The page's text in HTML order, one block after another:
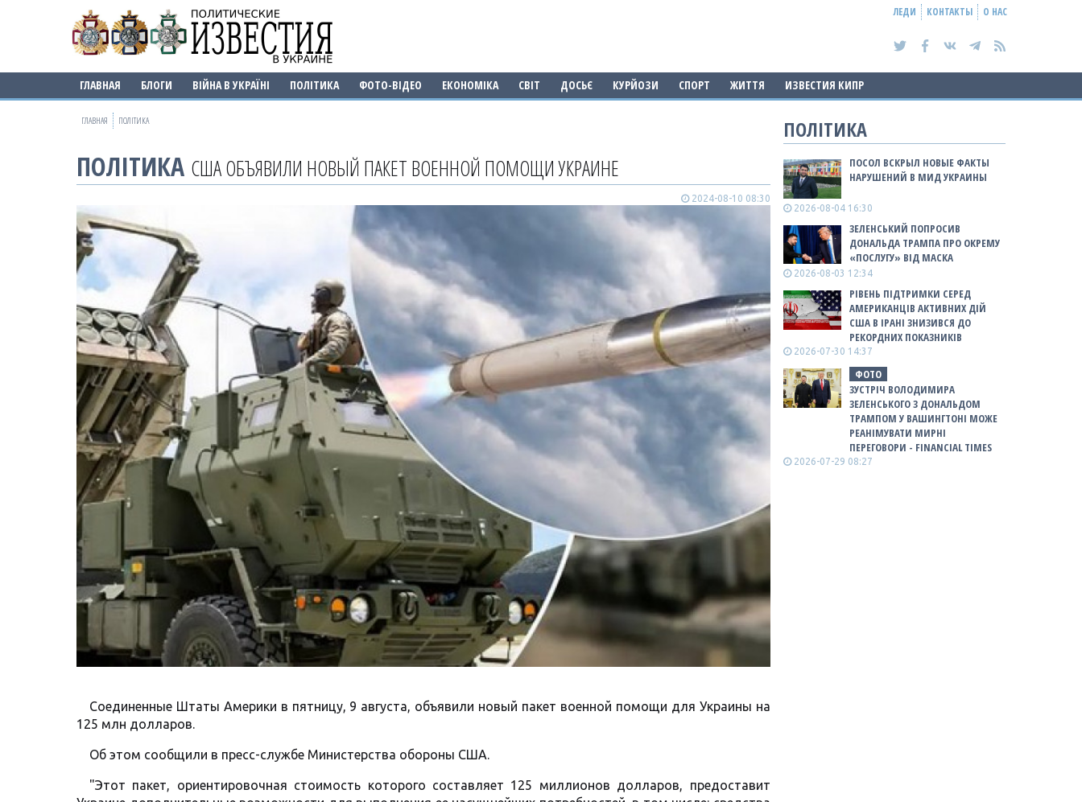
ЛЕДИ КОНТАКТЫ О НАС
ГЛАВНАЯ БЛОГИ ВІЙНА В УКРАЇНІ ПОЛІТИКА ФОТО-ВІДЕО ЕКОНОМІКА СВІТ ДОСЬЄ КУРЙОЗИ СПОРТ ЖИТТЯ ИЗВЕСТИЯ КИПР
ГЛАВНАЯ ПОЛІТИКА
ПОЛІТИКА США ОБЪЯВИЛИ НОВЫЙ ПАКЕТ ВОЕННОЙ ПОМОЩИ УКРАИНЕ
2024-08-10 08:30
Соединенные Штаты Америки в пятницу, 9 августа, объявили новый пакет военной помощи для Украины на
125 млн долларов.
Об этом сообщили в пресс-службе Министерства обороны США.
"Этот пакет, ориентировочная стоимость которого составляет 125 миллионов долларов, предоставит
ПОЛІТИКА
ПОСОЛ ВСКРЫЛ НОВЫЕ ФАКТЫ
НАРУШЕНИЙ В МИД УКРАИНЫ
2026-08-04 16:30
ЗЕЛЕНСЬКИЙ ПОПРОСИВ
ДОНАЛЬДА ТРАМПА ПРО ОКРЕМУ
«ПОСЛУГУ» ВІД МАСКА
2026-08-03 12:34
РІВЕНЬ ПІДТРИМКИ СЕРЕД
АМЕРИКАНЦІВ АКТИВНИХ ДІЙ
США В ІРАНІ ЗНИЗИВСЯ ДО
РЕКОРДНИХ ПОКАЗНИКІВ
2026-07-30 14:37
ФОТО
ЗУСТРІЧ ВОЛОДИМИРА
ЗЕЛЕНСЬКОГО З ДОНАЛЬДОМ
ТРАМПОМ У ВАШИНГТОНІ МОЖЕ
РЕАНІМУВАТИ МИРНІ
ПЕРЕГОВОРИ - FINANCIAL TIMES
2026-07-29 08:27